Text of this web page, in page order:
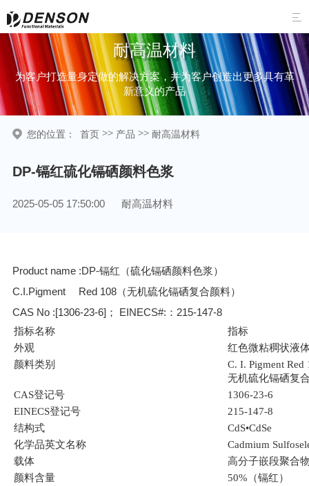

耐高温材料
为客户打造量身定做的解决方案，并为客户创造出更多具有革
新意义的产品
您的位置： 首页>> 产品 >> 耐高温材料
DP-镉红硫化镉硒颜料色浆
2025-05-05 17:50:00 耐高温材料
Product name :DP-镉红（硫化镉硒颜料色浆）
C.I.Pigment
Red 108（无机硫化镉硒复合颜料）
CAS No :[1306-23-6]； EINECS#:：215-147-8
指标名称
指标
外观
红色微粘稠状液
颜料类别
C. I. Pigment Red
无机硫化镉硒复
CAS登记号
1306-23-6
EINECS登记号
215-147-8
结构式
CdS•CdSe
化学品英文名称
Cadmium
载体
高分子嵌段聚合
颜料含量
50%（镉红）